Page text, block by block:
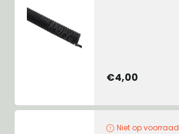
€4,00
Niet op voorraad